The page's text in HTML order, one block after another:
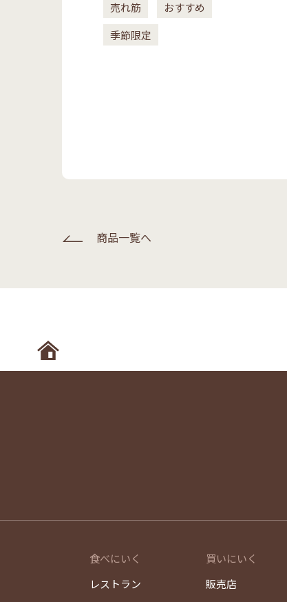
売れ筋
おすすめ
季節限定
商品一覧へ
食べにいく
レストラン
買いにいく
販売店